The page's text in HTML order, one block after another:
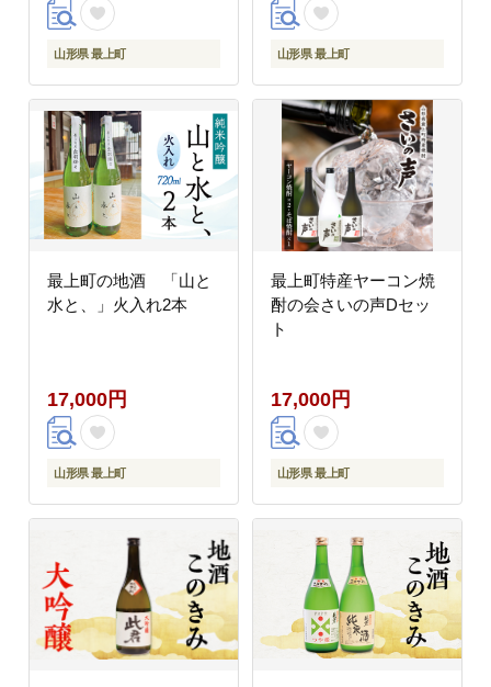
山形県 最上町 山形県 最上町
最上町の地酒 「山と
水と、」火入れ2本
17,000円
山形県 最上町
最上町特産ヤーコン焼
酎の会さいの声Dセッ
ト
17,000円
山形県 最上町